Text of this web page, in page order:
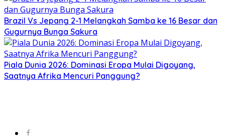
Brazil Vs Jepang 2-1 Melangkah Samba ke 16 Besar dan
Gugurnya Bunga Sakura
Piala Dunia 2026: Dominasi Eropa Mulai Digoyang,
Saatnya Afrika Mencuri Panggung?